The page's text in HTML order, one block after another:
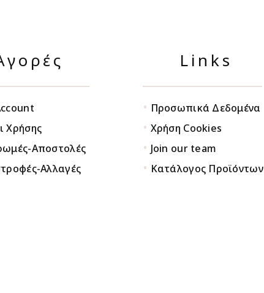
Χρήσης
Αποστολές
Αλλαγές
Links
• Προσωπικά Δεδομένα
• Χρήση Cookies
• Join our team
• Κατάλογος Προϊόντων